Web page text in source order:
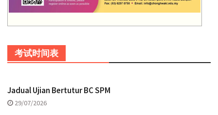
考试时间表
Jadual Ujian Bertutur BC SPM
29/07/2026